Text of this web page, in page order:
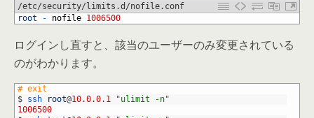
/etc/security/limits.d/nofile.conf
root - nofile 1006500
ログインし直すと、該当のユーザーのみ変更されている
のがわかります。
# exit
$ ssh root@10.0.0.1
"ulimit -n"
1006500